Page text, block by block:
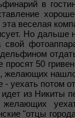
в
веселая
Но дальше
просят 50
желающих
- уехать потом
из Никиты
"отцы